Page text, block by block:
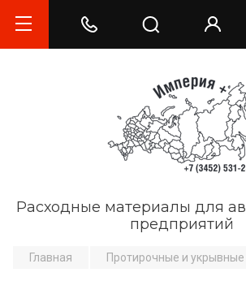
Расходные материалы для
предприятий
Главная Протирочные и